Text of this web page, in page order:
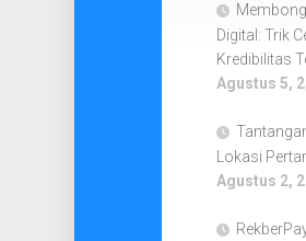
Digital: Trik
Kredibilitas
Agustus 5,
Lokasi
Agustus 2,